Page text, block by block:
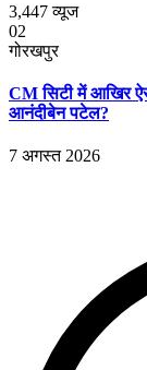
3,447व्यूज
02
गोरखपुर
CM सिटी में आखिर
आनंदीबेन पटेल?
7 अगस्त 2026